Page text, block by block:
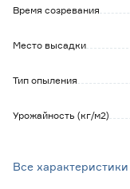
Время созревания
Место высадки
Тип опыления
Урожайность (кг/м2)
Все характеристики